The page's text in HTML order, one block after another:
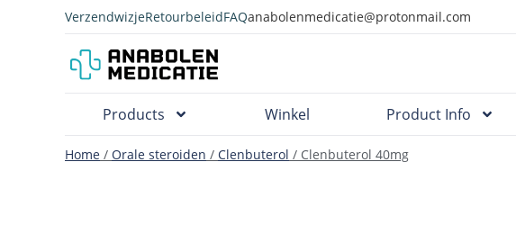
VerzendwizjeRetourbeleidFAQanabolenmedicatie@protonmail.com
Products Winkel Product Info
Home / Orale steroiden / Clenbuterol / Clenbuterol 40mg